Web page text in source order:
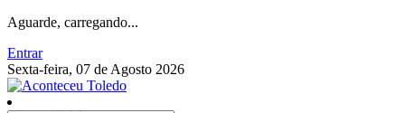
Aguarde, carregando...
Entrar
Sexta-feira, 07 de Agosto 2026